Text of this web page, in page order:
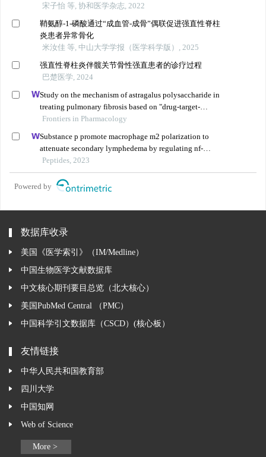
宋子怡 等, 协和医学杂志, 2022
鞘氨醇-1-磷酸通过“成血管-成骨”偶联促进强直性脊柱
炎患者异常骨化
米汝佳 等, 中山大学学报（医学科学版）, 2025
强直性脊柱炎伴髋关节骨性强直患者的诊疗过程
巴楚医学, 2024
Study on the mechanism of astragalus polysaccharide in
treating pulmonary fibrosis based on "drug-target-
pathway" network
Frontiers in Pharmacology
Substance p promote macrophage m2 polarization to
attenuate secondary lymphedema by regulating nf-
kb/nlrp3 signaling pathway
Peptides, 2023
Powered by
数据库收录
美国《医学索引》（IM/Medline）
中国生物医学文献数据库
中文核心期刊要目总览（北大核心）
美国PubMed Central （PMC）
中国科学引文数据库（CSCD）(核心板）
友情链接
中华人民共和国教育部
四川大学
中国知网
Web of Science
More >